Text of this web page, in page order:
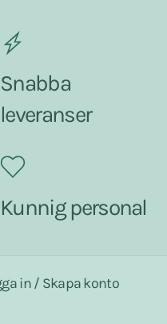
Snabba
leveranser
Kunnig personal
in / Skapa konto